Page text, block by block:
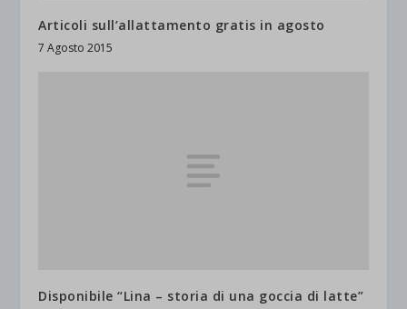
Articoli sull’allattamento gratis in agosto
7 Agosto 2015
Disponibile “Lina – storia di una goccia di latte”